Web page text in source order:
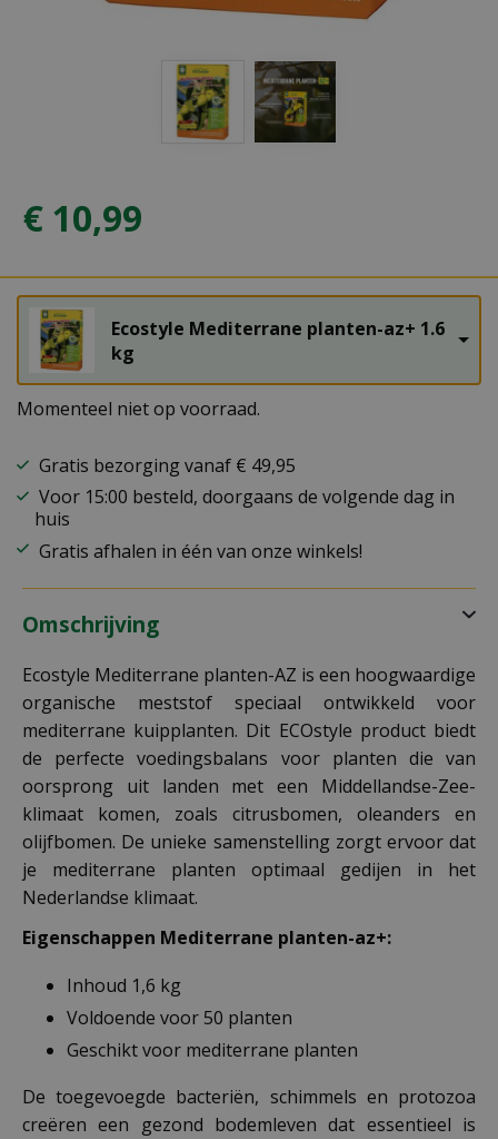
€ 10,99
Ecostyle Mediterrane planten-az+ 1.6
kg
Momenteel niet op voorraad.
Gratis bezorging vanaf € 49,95
Voor 15:00 besteld, doorgaans de volgende dag in
huis
Gratis afhalen in één van onze winkels!
Omschrijving
Ecostyle Mediterrane planten-AZ is een hoogwaardige
organische meststof speciaal ontwikkeld voor
mediterrane kuipplanten. Dit ECOstyle product biedt
de perfecte voedingsbalans voor planten die van
oorsprong uit landen met een Middellandse-Zee-
klimaat komen, zoals citrusbomen, oleanders en
olijfbomen. De unieke samenstelling zorgt ervoor dat
je mediterrane planten optimaal gedijen in het
Nederlandse klimaat.
Eigenschappen Mediterrane planten-az+:
Inhoud 1,6 kg
Voldoende voor 50 planten
Geschikt voor mediterrane planten
De toegevoegde bacteriën, schimmels en protozoa
creëren een gezond bodemleven dat essentieel is